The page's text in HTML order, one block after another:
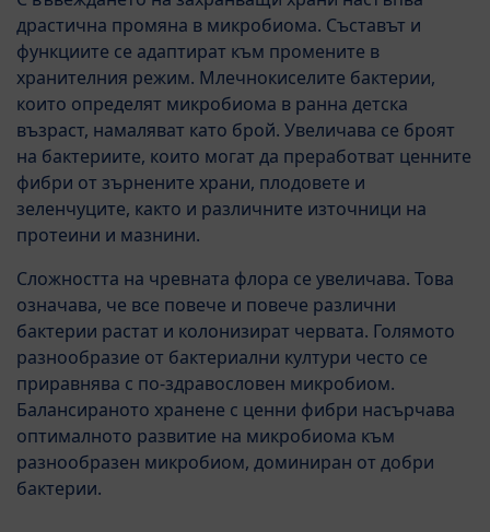
драстична промяна в микробиома. Съставът и
функциите се адаптират към промените в
хранителния режим. Млечнокиселите бактерии,
които определят микробиома в ранна детска
възраст, намаляват като брой. Увеличава се броят
на бактериите, които могат да преработват ценните
фибри от зърнените храни, плодовете и
зеленчуците, както и различните източници на
протеини и мазнини.
Сложността на чревната флора се увеличава. Това
означава, че все повече и повече различни
бактерии растат и колонизират червата. Голямото
разнообразие от бактериални култури често се
приравнява с по-здравословен микробиом.
Балансираното хранене с ценни фибри насърчава
оптималното развитие на микробиома към
разнообразен микробиом, доминиран от добри
бактерии.